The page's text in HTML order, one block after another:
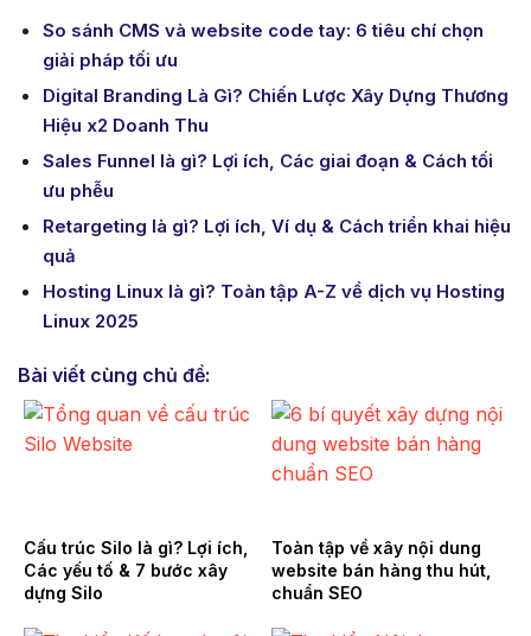
So sánh CMS và website code tay: 6 tiêu chí chọn
giải pháp tối ưu
Digital Branding Là Gì? Chiến Lược Xây Dựng Thương
Hiệu x2 Doanh Thu
Sales Funnel là gì? Lợi ích, Các giai đoạn & Cách tối
ưu phễu
Retargeting là gì? Lợi ích, Ví dụ & Cách triển khai hiệu
quả
Hosting Linux là gì? Toàn tập A-Z về dịch vụ Hosting
Linux 2025
Bài viết cùng chủ đề:
Cấu trúc Silo là gì? Lợi ích,
Các yếu tố & 7 bước xây
dựng Silo
Toàn tập về xây nội dung
website bán hàng thu hút,
chuẩn SEO